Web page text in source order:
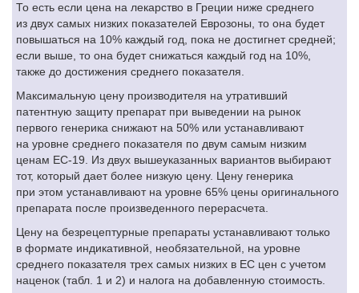
То есть если цена на лекарство в Греции ниже среднего
из двух самых низких показателей Еврозоны, то она будет
повышаться на 10% каждый год, пока не достигнет средней;
если выше, то она будет снижаться каждый год на 10%,
также до достижения среднего показателя.
Максимальную цену производителя на утративший
патентную защиту препарат при выведении на рынок
первого генерика снижают на 50% или устанавливают
на уровне среднего показателя по двум самым низким
ценам ЕС-19. Из двух вышеуказанных вариантов выбирают
тот, который дает более низкую цену. Цену генерика
при этом устанавливают на уровне 65% цены оригинального
препарата после произведенного перерасчета.
Цену на безрецептурные препараты устанавливают только
в формате индикативной, необязательной, на уровне
среднего показателя трех самых низких в ЕС цен с учетом
наценок (табл. 1 и 2) и налога на добавленную стоимость.